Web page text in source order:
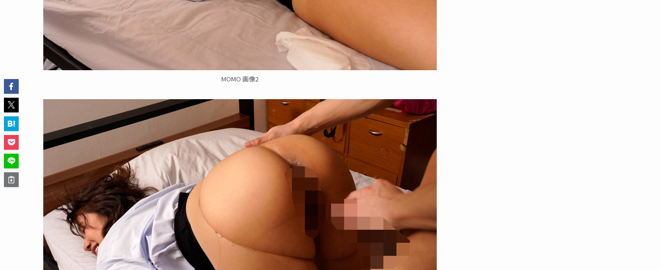
MOMO 画像2